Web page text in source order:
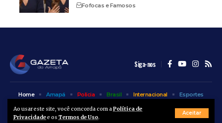
Ao usar este site, você concorda com aPolítica de
Privacidadee os Termos de Uso.
Aceitar
Fofocas e Famosos
Siga-nos
© A Gazeta do Amapá - 2025. Todos os direitos reservados.
Home Amapá Polícia Brasil Internacional
Esportes
Entretenimento